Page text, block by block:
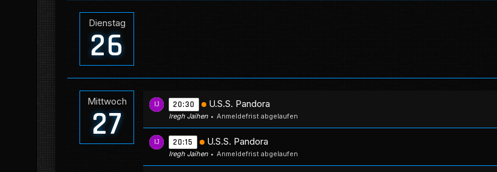
Dienstag
26
Mittwoch
27
20:30 U.S.S. Pandora
Iregh Jaihen Anmeldefrist abgelaufen
20:15 U.S.S. Pandora
Iregh Jaihen Anmeldefrist abgelaufen